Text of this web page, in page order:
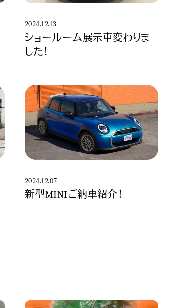
2024.12.13
ショールーム展示車変わりま
した！
2024.12.07
新型MINIご納車紹介！